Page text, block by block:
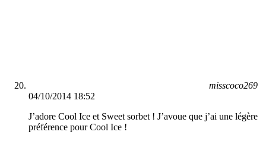
misscoco269
04/10/2014 18:52
J’adore Cool Ice et Sweet sorbet ! J’avoue que j’ai une légère
préférence pour Cool Ice !